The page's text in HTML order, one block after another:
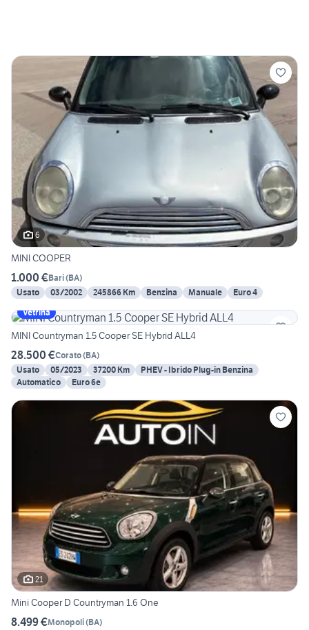
6
MINI COOPER
1.000 €Bari(BA)
Usato
03/2002 245866 Km Benzina Manuale
Euro 4
Vetrina
MINI Countryman 1.5 Cooper SE Hybrid ALL4
28.500 €Corato(BA)
Usato
05/2023 37200 Km
PHEV - Ibrido Plug-in Benzina
Automatico
Euro 6e
21
Mini Cooper D Countryman 1.6 One
8.499 €Monopoli(BA)